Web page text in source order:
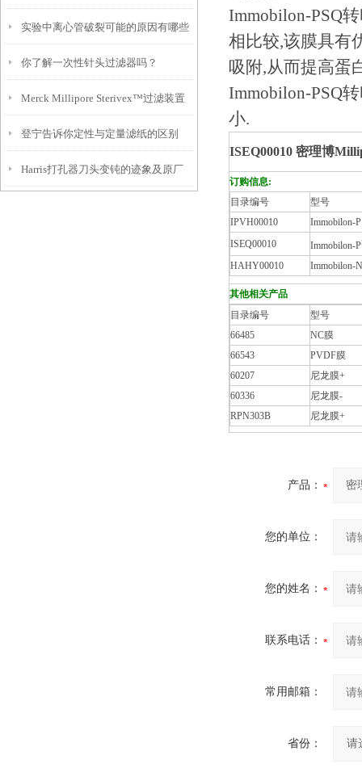
防紫外线照射要点
实验中离心管破裂可能的原因有哪些
你了解一次性针头过滤器吗？
Merck Millipore Sterivex™过滤装置
你知道多少？
登宁告诉你定性与定量滤纸的区别
Harris打孔器刀头变钝的迹象及原厂
Immobilon-PSQ
相比较,该膜具有
吸附,从而提高蛋
Immobilon-PSQ
小.
ISEQ00010 密理博
订购信息:
目录编号
型号
IPVH00010
Immobilon-P
ISEQ00010
Immobilon-P
HAHY00010 Immobilon-
其他相关产品
目录编号
型号
66485
NC膜
66543
PVDF膜
60207
尼龙膜+
60336
尼龙膜-
RPN303B
尼龙膜+
产品：
您的单位：
您的姓名：
联系电话：
常用邮箱：
省份：